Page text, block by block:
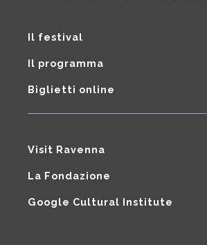
Il festival
Il programma
Biglietti online
Visit Ravenna
La Fondazione
Google Cultural Institute